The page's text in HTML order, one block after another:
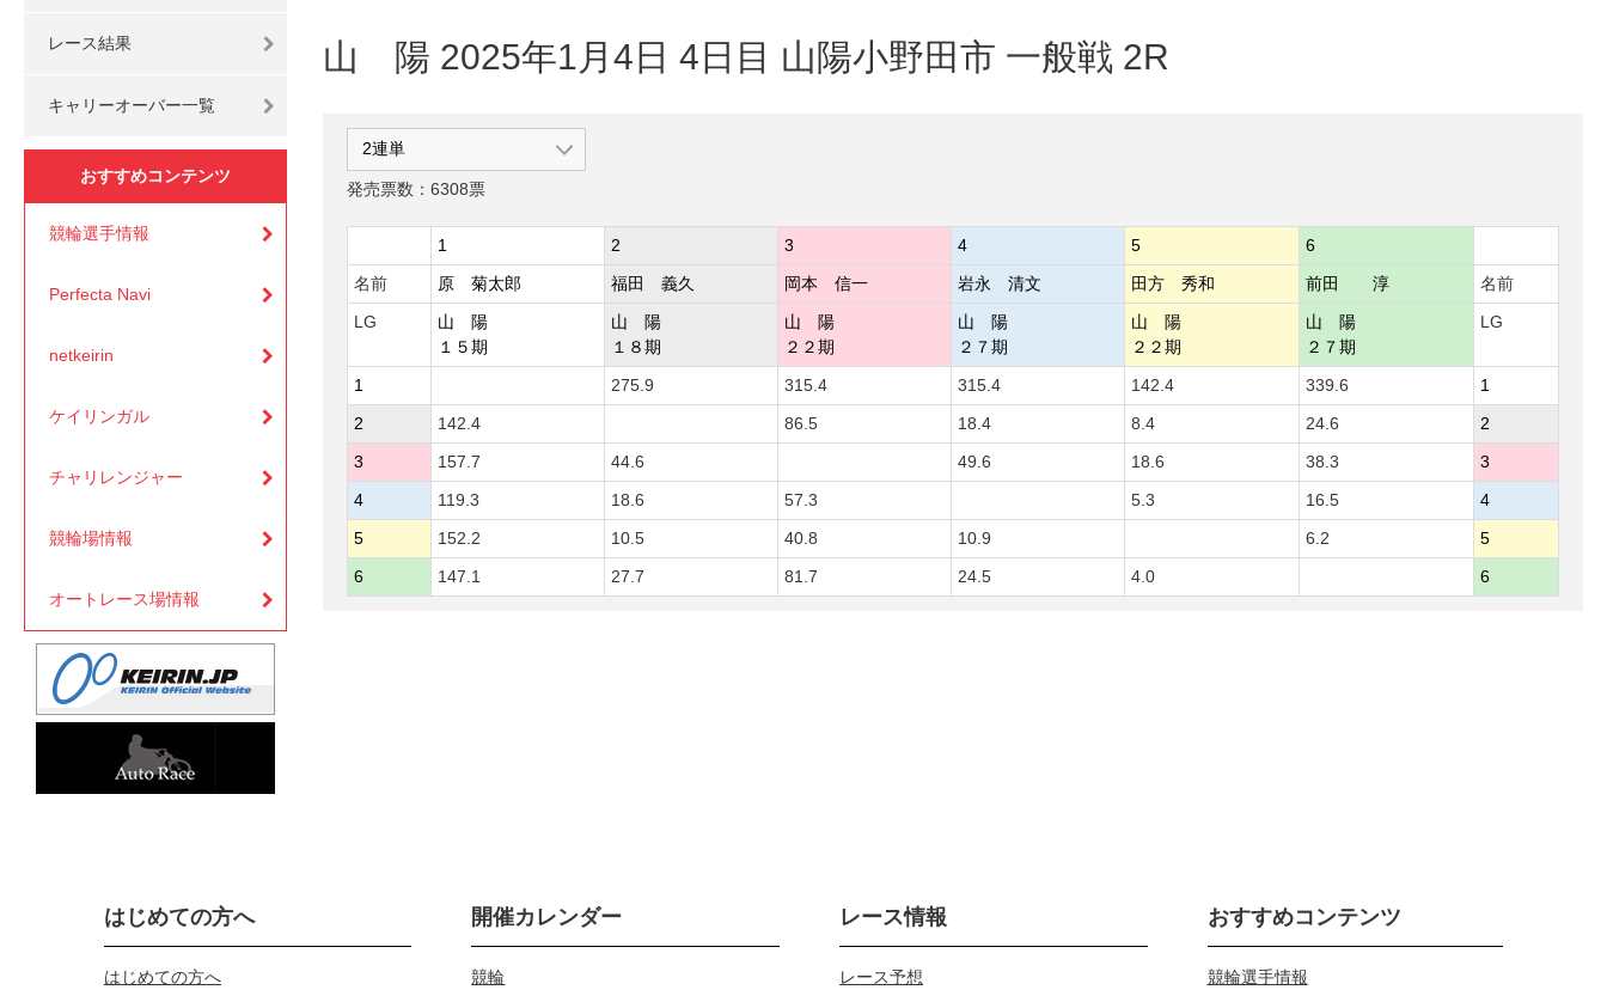
レース結果
キャリーオーバー一覧
おすすめコンテンツ
競輪選手情報
Perfecta Navi
netkeirin
ケイリンガル
チャリレンジャー
競輪場情報
オートレース場情報
山 陽 2025年1月4日 4日目 山陽小野田市 一般戦 2R
発売票数：6308票
1 2 3 4 5
6
名前
原 菊太郎 福田 義久 岡本 信一 岩永 清文 田方 秀和 前田 淳
名前
LG
山 陽
１５期
山 陽
１８期
山 陽
２２期
山 陽
２７期
山 陽
２２期
山 陽
２７期
LG
1 275.9 315.4 315.4 142.4 339.6
1
2
142.4 86.5 18.4 8.4 24.6
2
3
157.7 44.6 49.6 18.6 38.3
3
4
119.3 18.6 57.3 5.3 16.5
4
5
152.2 10.5 40.8 10.9 6.2
5
6
147.1 27.7 81.7 24.5 4.0 6
はじめての方へ
はじめての方へ
開催カレンダー
競輪
レース情報
レース予想
おすすめコンテンツ
競輪選手情報